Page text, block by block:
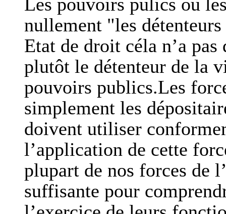
nullement "les
Etat de droit céla n’a pas
plutôt le détenteur de la
pouvoirs publics.Les
simplement les
doivent utiliser
l’application de cette
plupart de nos forces de
suffisante pour